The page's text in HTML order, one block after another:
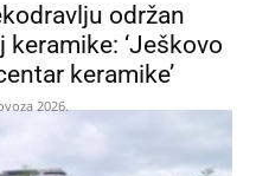
održan
‘Ješkovo
keramike’
2026.